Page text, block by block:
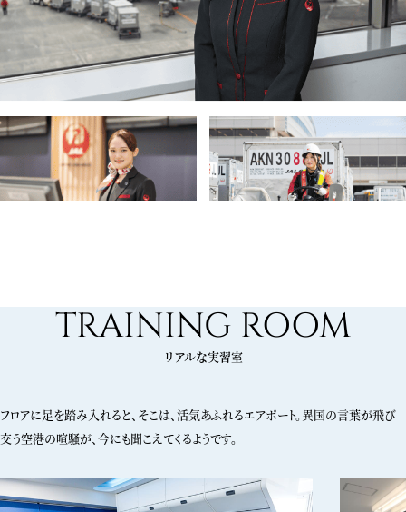
TRAINING ROOM
リアルな実習室
フロアに足を踏み入れると、そこは、活気あふれるエアポート。異国の言葉が飛び
交う空港の喧騒が、今にも聞こえてくるようです。